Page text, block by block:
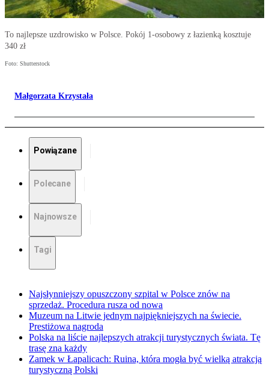
To najlepsze uzdrowisko w Polsce. Pokój 1-osobowy z łazienką kosztuje
340 zł
Foto: Shutterstock
Małgorzata Krzystała
Powiązane
Polecane
Najnowsze
Tagi
Najsłynniejszy opuszczony szpital w Polsce znów na
sprzedaż. Procedura rusza od nowa
Muzeum na Litwie jednym najpiękniejszych na świecie.
Prestiżowa nagroda
Polska na liście najlepszych atrakcji turystycznych świata. Tę
trasę zna każdy
Zamek w Łapalicach: Ruina, która mogła być wielką atrakcją
turystyczną Polski